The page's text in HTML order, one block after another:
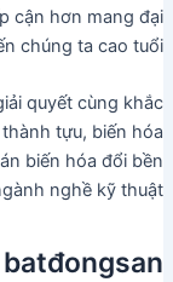
cận hơn mang đại
chúng ta cao tuổi.
quyết cùng khắc
tựu, biến hóa
biến hóa đổi bền
nghề kỹ thuật.